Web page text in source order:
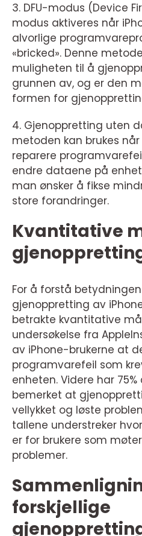
3. DFU-modus (Device
modus aktiveres når
alvorlige
«bricked». Denne
muligheten til å
grunnen av, og er den
formen for
4. Gjenoppretting uten
metoden kan brukes når
reparere
endre dataene på
man ønsker å fikse
store forandringer.
Kvantitative
For å forstå
gjenoppretting av
betrakte kvantitative
undersøkelse fra
av iPhone-brukerne at
programvarefeil som
enheten. Videre har
bemerket at
vellykket og løste
tallene understreker
er for brukere som
problemer.
forskjellige